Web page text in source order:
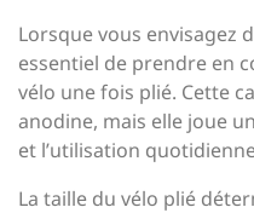
Lorsque vous envisagez
essentiel de prendre en
vélo une fois plié. Cette
anodine, mais elle joue
et l’utilisation
La taille du vélo plié